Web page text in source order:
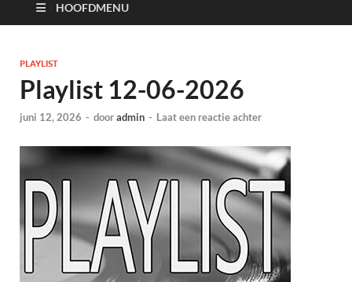
HOOFDMENU
PLAYLIST
Playlist 12-06-2026
juni 12, 2026 - dooradmin - Laat een reactie achter